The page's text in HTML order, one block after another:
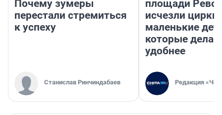
Почему зумеры
перестали стремиться
к успеху
Станислав Ринчиндабаев
площади
исчезли цирки
маленькие
которые
удобнее
Редакция